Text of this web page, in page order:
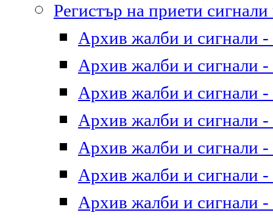
Регистър на приети
Архив жалби и сигнали -
Архив жалби и сигнали -
Архив жалби и сигнали -
Архив жалби и сигнали -
Архив жалби и сигнали -
Архив жалби и сигнали -
Архив жалби и сигнали -